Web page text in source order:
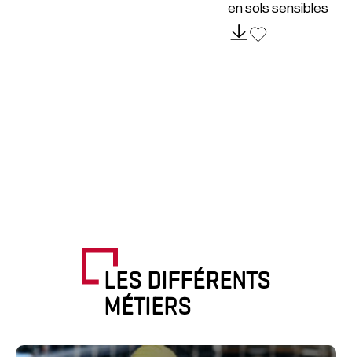
en sols sensibles
LES DIFFÉRENTS
MÉTIERS